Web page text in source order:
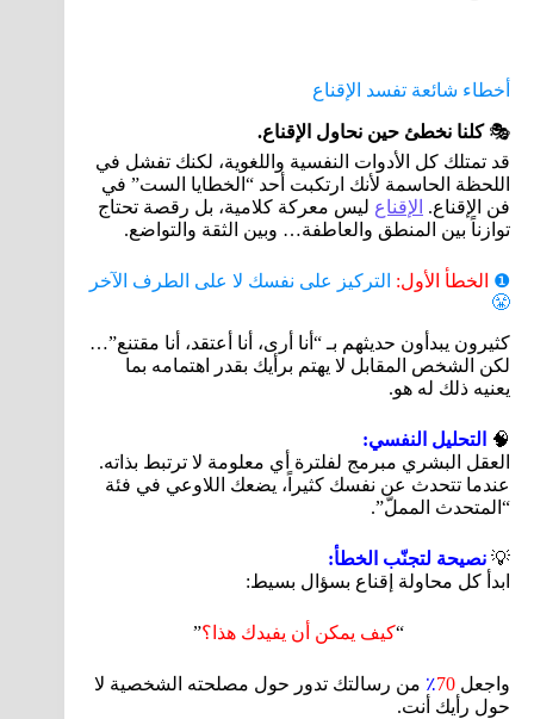
أخطاء شائعة تفسد الإقناع
🎭كلنا نخطئ حين نحاول الإقناع.
قد تمتلك كل الأدوات النفسية واللغوية، لكنك تفشل في
اللحظة الحاسمة لأنك ارتكبت أحد “الخطايا الست” في
فن الإقناع. الإقناع ليس معركة كلامية، بل رقصة تحتاج
توازناً بين المنطق والعاطفة… وبين الثقة والتواضع.
❶ الخطأ الأول: التركيز على نفسك لا على الطرف الآخر
😤
كثيرون يبدأون حديثهم بـ “أنا أرى، أنا أعتقد، أنا مقتنع”…
لكن الشخص المقابل لا يهتم برأيك بقدر اهتمامه بما
يعنيه ذلك له هو.
🧠
التحليل النفسي:
العقل البشري مبرمج لفلترة أي معلومة لا ترتبط بذاته.
عندما تتحدث عن نفسك كثيراً، يضعك اللاوعي في فئة
“المتحدث المملّ”.
💡 نصيحة لتجنّب الخطأ:
ابدأ كل محاولة إقناع بسؤال بسيط:
“كيف يمكن أن يفيدك هذا؟”
واجعل 70٪ من رسالتك تدور حول مصلحته الشخصية لا
حول رأيك أنت.